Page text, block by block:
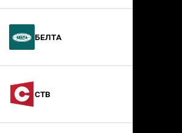
БелТА
СТВ